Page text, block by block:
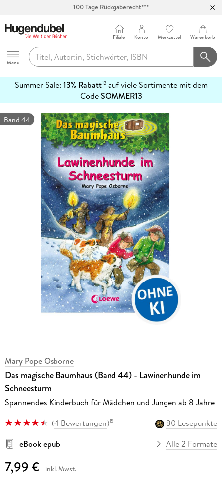
100 Tage Rückgaberecht***
Hugendubel
Menu
Filiale Konto Merkzettel Warenkorb
Summer Sale: 13% Rabatt12auf viele Sortimente mit dem
CodeSOMMER13
erfahren
Band 44
Mary Pope Osborne
Das magische Baumhaus (Band 44) - Lawinenhunde im
Schneesturm
Spannendes Kinderbuch für Mädchen und Jungen ab 8 Jahre
(4 Bewertungen)15
80 Lesepunkte
eBook epub
Alle 2 Formate
7,99 € inkl. Mwst.